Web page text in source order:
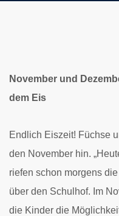
November und
dem Eis
Endlich Eiszeit! Füchse
den November hin.
riefen schon morgens
über den Schulhof. Im
die Kinder die